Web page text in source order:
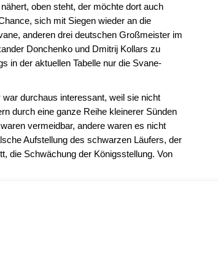
oben steht, der möchte dort auch
sich mit Siegen wieder an die
anderen drei deutschen Großmeister im
Donchenko und Dmitrij Kollars zu
in der aktuellen Tabelle nur die Svane-
durchaus interessant, weil sie nicht
durch eine ganze Reihe kleinerer Sünden
vermeidbar, andere waren es nicht
Aufstellung des schwarzen Läufers, der
die Schwächung der Königsstellung. Von